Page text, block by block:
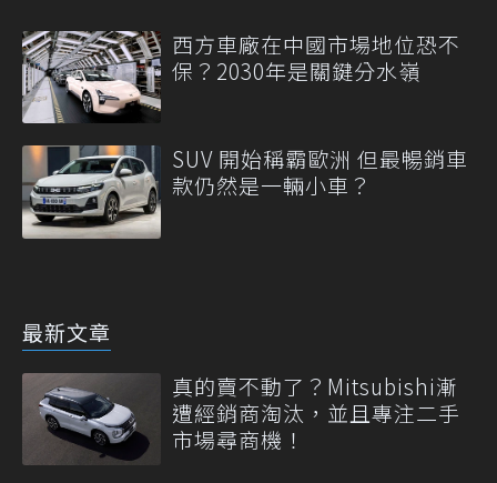
西方車廠在中國市場地位恐不
保？2030年是關鍵分水嶺
SUV 開始稱霸歐洲 但最暢銷車
款仍然是一輛小車？
最新文章
真的賣不動了？Mitsubishi漸
遭經銷商淘汰，並且專注二手
市場尋商機！